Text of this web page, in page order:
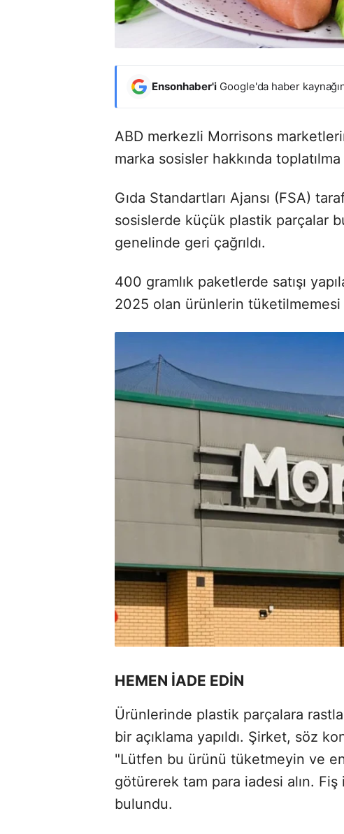
Ensonhaber'i Google'da haber
ABD merkezli Morrisons
marka sosisler hakkında toplatılma
Gıda Standartları Ajansı (FSA)
sosislerde küçük plastik parçalar
genelinde geri çağrıldı.
400 gramlık paketlerde satışı
2025 olan ürünlerin tüketilmemesi
HEMEN İADE EDİN
Ürünlerinde plastik parçalara
bir açıklama yapıldı. Şirket, söz
"Lütfen bu ürünü tüketmeyin ve
götürerek tam para iadesi alın. Fiş
bulundu.